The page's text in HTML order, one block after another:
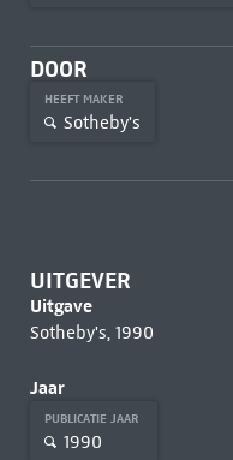
DOOR
HEEFT MAKER
Sotheby's
UITGEVER
Uitgave
Sotheby's, 1990
Jaar
PUBLICATIE JAAR
1990